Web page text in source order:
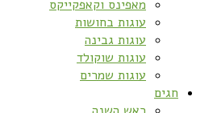
מאפינס וקאפקייקס
עוגות בחושות
עוגות גבינה
עוגות שוקולד
עוגות שמרים
חגים